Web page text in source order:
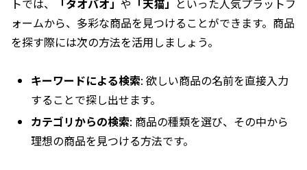
ォームから、多彩な商品を見つけることができます。商品
を探す際には次の方法を活用しましょう。
キーワードによる検索: 欲しい商品の名前を直接入力
することで探し出せます。
カテゴリからの検索: 商品の種類を選び、その中から
理想の商品を見つける方法です。